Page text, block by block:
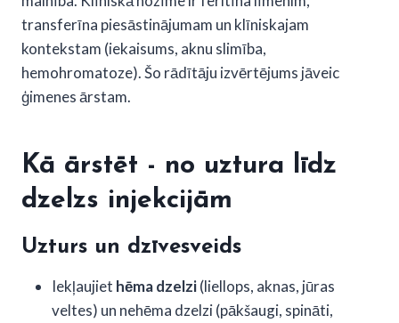
transferīna piesāstinājumam un klīniskajam
kontekstam (iekaisums, aknu slimība,
hemohromatoze). Šo rādītāju izvērtējums jāveic
ģimenes ārstam.
Kā ārstēt - no uztura līdz
dzelzs injekcijām
Uzturs un dzīvesveids
Iekļaujiet hēma dzelzi(liellops, aknas, jūras
veltes) un nehēma dzelzi (pākšaugi, spināti,